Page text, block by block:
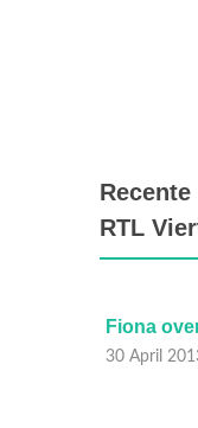
RTL
Fiona
30 April